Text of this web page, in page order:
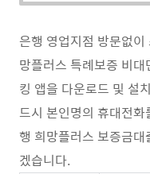
은행 영업지점 방문없
망플러스 특례보증 비
킹 앱을 다운로드 및 설
드시 본인명의 휴대전
행 희망플러스 보증금
겠습니다.